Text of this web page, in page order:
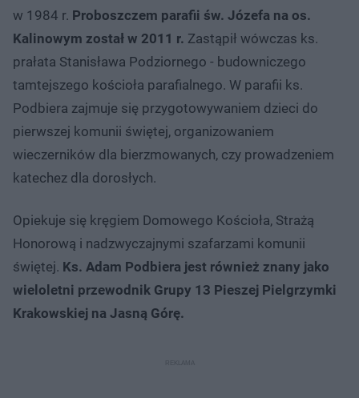
w 1984 r. Proboszczem parafii św. Józefa na os.
Kalinowym został w 2011 r. Zastąpił wówczas ks.
prałata Stanisława Podziornego - budowniczego
tamtejszego kościoła parafialnego. W parafii ks.
Podbiera zajmuje się przygotowywaniem dzieci do
pierwszej komunii świętej, organizowaniem
wieczerników dla bierzmowanych, czy prowadzeniem
katechez dla dorosłych.
Opiekuje się kręgiem Domowego Kościoła, Strażą
Honorową i nadzwyczajnymi szafarzami komunii
świętej. Ks. Adam Podbiera jest również znany jako
wieloletni przewodnik Grupy 13 Pieszej Pielgrzymki
Krakowskiej na Jasną Górę.